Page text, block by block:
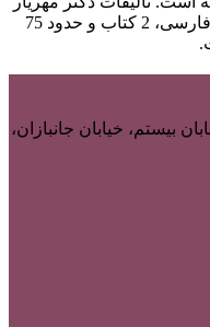
شامل ترجمه و تألیف 17 کتاب به زبان فارسی، 2 کتاب و حدود 75
بیستم، خیابان جانبازان،